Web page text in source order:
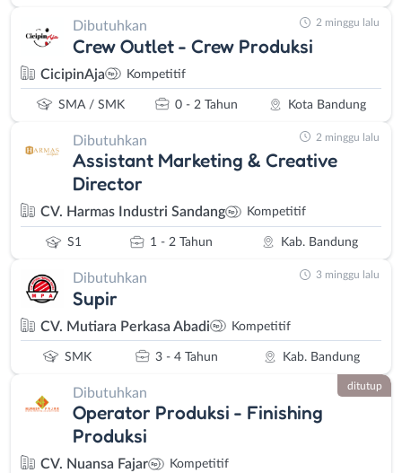
Dibutuhkan
Crew Outlet - Crew Produksi
CicipinAja Kompetitif
SMA / SMK 0 - 2 Tahun Kota Bandung
2 minggu lalu
Dibutuhkan
Assistant Marketing & Creative
Director
CV. Harmas Industri Sandang Kompetitif
S1 1 - 2 Tahun Kab. Bandung
2 minggu lalu
Dibutuhkan
Supir
CV. Mutiara Perkasa Abadi Kompetitif
SMK 3 - 4 Tahun Kab. Bandung
3 minggu lalu
Dibutuhkan
Operator Produksi - Finishing
Produksi
CV. Nuansa Fajar Kompetitif
ditutup